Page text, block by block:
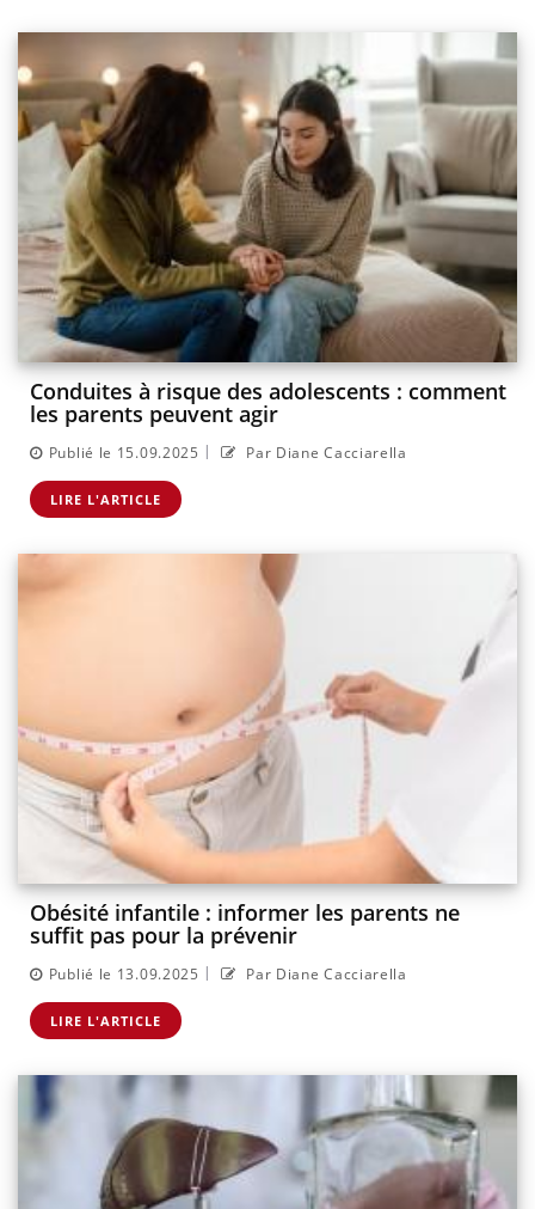
Conduites à risque des adolescents : comment
les parents peuvent agir
Publié le 15.09.2025 | Par Diane Cacciarella
LIRE L'ARTICLE
Obésité infantile : informer les parents ne
suffit pas pour la prévenir
Publié le 13.09.2025 | Par Diane Cacciarella
LIRE L'ARTICLE